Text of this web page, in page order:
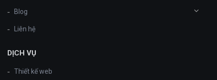
Blog
Liên hệ
DỊCH VỤ
Thiết kế web